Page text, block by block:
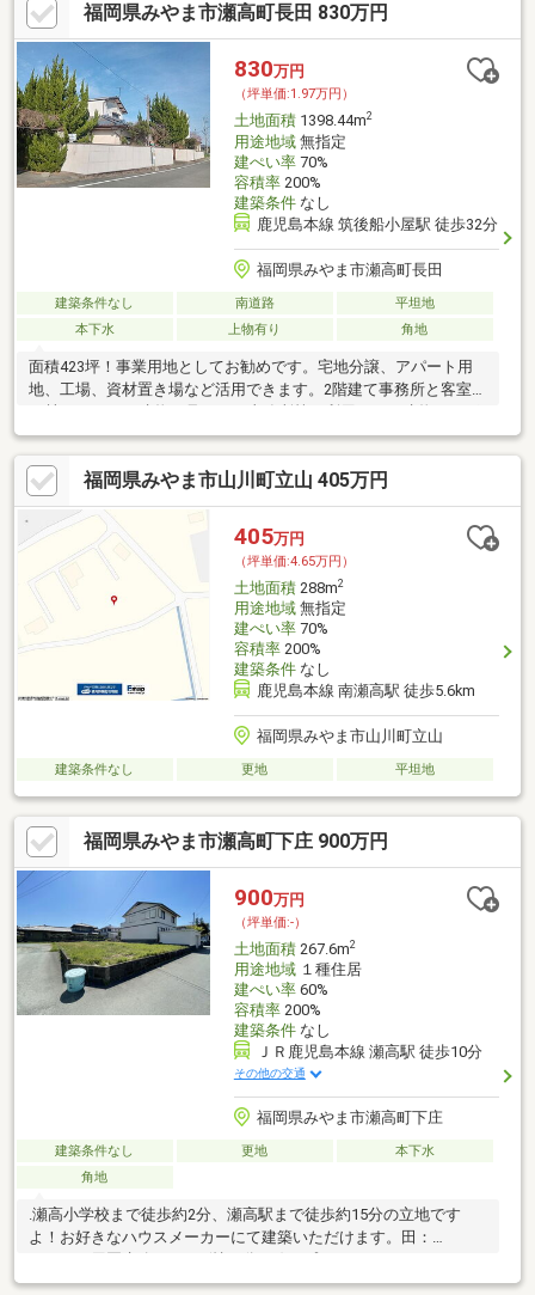
福岡県みやま市瀬高町長田 830万円
830万円
（坪単価:1.97万円）
土地面積1398.44m2
用途地域無指定
建ぺい率70%
容積率200%
建築条件なし
鹿児島本線 筑後船小屋駅 徒歩32分
福岡県みやま市瀬高町長田
建築条件なし 南道路
平坦地
本下水
上物有り 角地
面積423坪！事業用地としてお勧めです。宅地分譲、アパート用
地、工場、資材置き場など活用できます。2階建て事務所と客室
10棟あります。建物を見て頂き事務所等で利用したい建物あれば
お申し付け下さい・
福岡県みやま市山川町立山 405万円
405万円
（坪単価:4.65万円）
土地面積288m2
用途地域無指定
建ぺい率70%
容積率200%
建築条件なし
鹿児島本線 南瀬高駅 徒歩5.6km
福岡県みやま市山川町立山
建築条件なし 更地 平坦地
福岡県みやま市瀬高町下庄 900万円
900万円
（坪単価:-）
土地面積267.6m2
用途地域１種住居
建ぺい率60%
容積率200%
建築条件なし
ＪＲ鹿児島本線 瀬高駅 徒歩10分
その他の交通
福岡県みやま市瀬高町下庄
建築条件なし 更地
本下水
角地
.瀬高小学校まで徒歩約2分、瀬高駅まで徒歩約15分の立地です
よ！お好きなハウスメーカーにて建築いただけます。田：
□□━━━━━━━━━━━━━━━━━━━━━営業時間 10時～